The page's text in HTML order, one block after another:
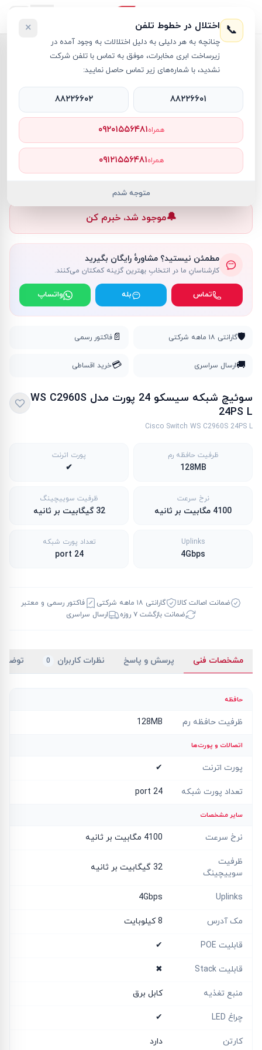
سوئیچ شبکه سوئیچ شبکه سیسکو 24 پورت مدل WS C2960S 24PS L
سوئیچ شبکه RT10000
ناموجود
🔔موجود شد، خبرم کن
مطمئن نیستید؟ مشاورهٔ رایگان بگیرید
کارشناسانِ ما در انتخابِ بهترین گزینه کمکتان می‌کنند.
تماس بله واتساپ
🛡️گارانتی ۱۸ ماهه شرکتی 📄 فاکتور رسمی
🚚ارسال سراسری 💳خرید اقساطی
سوئیچ شبکه سیسکو 24 پورت مدل WS C2960S
24PS L
Cisco Switch WS C2960S 24PS L
ظرفیت حافظه رم
128MB
پورت اترنت
✔
نرخ سرعت
4100 مگابیت بر ثانیه
ظرفیت سوییچینگ
32 گیگابیت بر ثانیه
Uplinks
4Gbps
تعداد پورت شبکه
24 port
ضمانت اصالت کالا گارانتی ۱۸ ماهه شرکتی
فاکتور رسمی و معتبر
ضمانت بازگشت ۷ روزه
ارسال سراسری
مشخصات فنی پرسش و پاسخ نظرات کاربران 0
حافظه
ظرفیت حافظه رم 128MB
اتصالات و پورت‌ها
پورت اترنت ✔
تعداد پورت شبکه 24 port
سایر مشخصات
نرخ سرعت 4100 مگابیت بر ثانیه
ظرفیت
سوییچینگ
32 گیگابیت بر ثانیه
Uplinks
4Gbps
مک آدرس 8 کیلوبایت
قابلیت POE ✔
قابلیت Stack ✖
منبع تغذیه کابل برق
چراغ LED ✔
کارتن دارد
📞 اختلال در خطوط تلفن
چنانچه به هر دلیلی به دلیل اختلالات به وجود آمده در
زیرساخت ابری مخابرات، موفق به تماس با تلفن شرکت
نشدید، با شماره‌های زیر تماس حاصل نمایید:
×
۸۸۲۲۶۶۰۱ ۸۸۲۲۶۶۰۲
همراه۰۹۲۰۱۵۵۶۴۸۱
همراه۰۹۱۲۱۵۵۶۴۸۱
متوجه شدم